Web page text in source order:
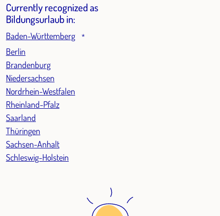
Currently recognized as
Bildungsurlaub in:
Baden-Württemberg *
Berlin
Brandenburg
Niedersachsen
Nordrhein-Westfalen
Rheinland-Pfalz
Saarland
Thüringen
Sachsen-Anhalt
Schleswig-Holstein